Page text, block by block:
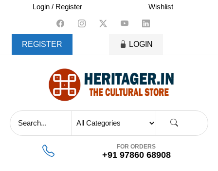
content
Login / Register Wishlist
REGISTER LOGIN
FOR ORDERS
+91 97860 68908